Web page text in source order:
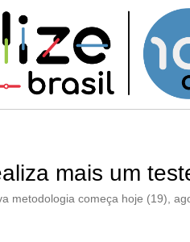
mais um
metodologia começa hoje (19),